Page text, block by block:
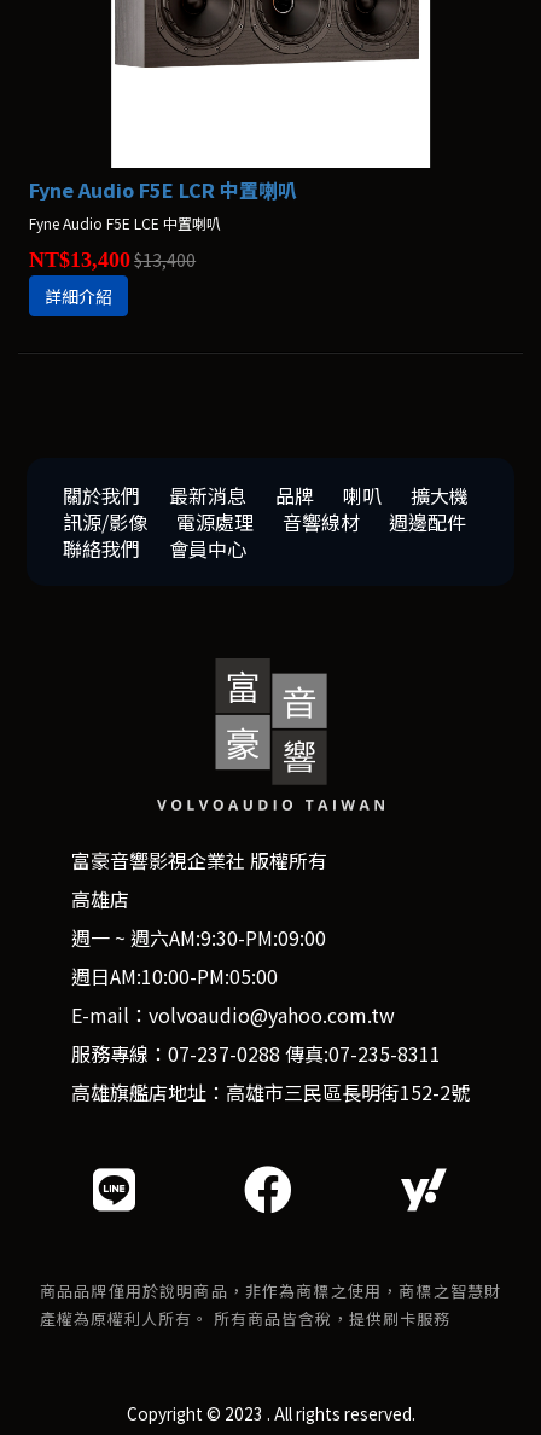
Fyne Audio F5E LCR 中置喇叭
Fyne Audio F5E LCE 中置喇叭
NT$13,400$13,400
詳細介紹
關於我們 最新消息 品牌 喇叭
擴大機
訊源/影像
電源處理 音響線材
週邊配件
聯絡我們
會員中心
富豪音響影視企業社 版權所有
高雄店
週一 ~ 週六AM:9:30-PM:09:00
週日AM:10:00-PM:05:00
E-mail：volvoaudio@yahoo.com.tw
服務專線：07-237-0288 傳真:07-235-8311
高雄旗艦店地址：高雄市三民區長明街152-2號
商品品牌僅用於說明商品，非作為商標之使用，商標之智慧財
產權為原權利人所有。 所有商品皆含稅，提供刷卡服務
Copyright © 2023 . All rights reserved.